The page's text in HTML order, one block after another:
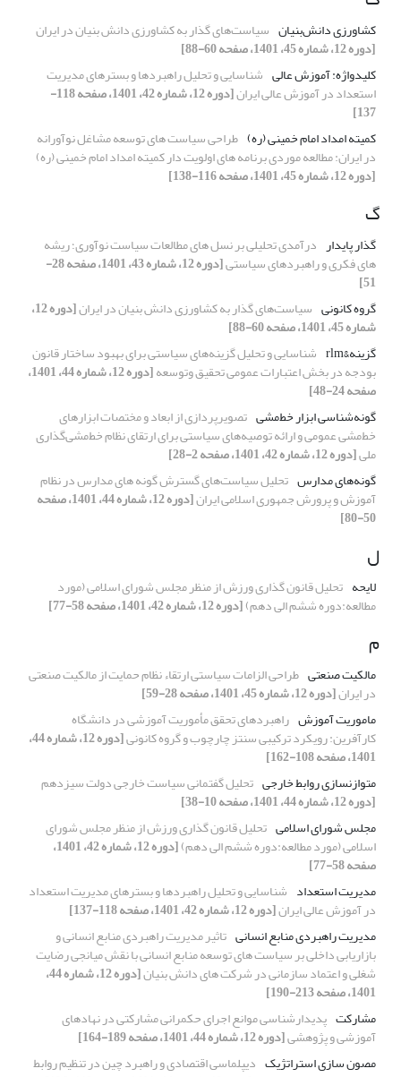
کشاورزی دانش‌بنیان سیاست‌های گذار به کشاورزی دانش بنیان در ایران
[دوره 12، شماره 45، 1401، صفحه 60-88]
کلیدواژه: آموزش‌ عالی شناسایی و تحلیل راهبردها و بسترهای مدیریت
استعداد در آموزش عالی ایران [دوره 12، شماره 42، 1401، صفحه 118-
137]
کمیته امداد امام خمینی (ره) طراحی سیاست های توسعه مشاغل نوآورانه
در ایران: مطالعه موردی برنامه های اولویت دار کمیته امداد امام خمینی (ره)
[دوره 12، شماره 45، 1401، صفحه 116-138]
گ
گذار پایدار درآمدی تحلیلی بر نسل های مطالعات سیاست نوآوری؛ ریشه
های فکری و راهبردهای سیاستی [دوره 12، شماره 43، 1401، صفحه 28-
51]
گروه کانونی سیاست‌های گذار به کشاورزی دانش بنیان در ایران [دوره 12،
شماره 45، 1401، صفحه 60-88]
گزینه&rlm
شناسایی و تحلیل گزینه‌های سیاستی برای بهبود ساختار قانون
بودجه در بخش اعتبارات عمومی تحقیق ‏وتوسعه [دوره 12، شماره 44، 1401،
صفحه 24-48]
گونه‌شناسی ابزار خط‌مشی تصویرپردازی از ابعاد و مختصات ابزارهای
خط‌مشی عمومی و ارائه توصیه‌های سیاستی برای ارتقای نظام خط‌مشی‌گذاری
ملی[دوره 12، شماره 42، 1401، صفحه 2-28]
گونه‌های مدارس تحلیل سیاست‌های‌ گسترش گونه های مدارس در نظام
آموزش و پرورش جمهوری اسلامی ایران [دوره 12، شماره 44، 1401، صفحه
50-80]
ل
لایحه تحلیل قانون گذاری ورزش از منظر مجلس شورای اسلامی (مورد
مطالعه:دوره ششم الی دهم)[دوره 12، شماره 42، 1401، صفحه 58-77]
م
مالکیت صنعتی طراحی الزامات سیاستی ارتقاء نظام حمایت از مالکیت صنعتی
در ایران[دوره 12، شماره 45، 1401، صفحه 28-59]
ماموریت آموزش راهبردهای تحقق مأموریت آموزشی در دانشگاه
کارآفرین: رویکرد ترکیبی سنتز چارچوب و گروه کانونی [دوره 12، شماره 44،
1401، صفحه 108-162]
متوازن‏سازی روابط خارجی تحلیل گفتمانی سیاست خارجی دولت سیزدهم
[دوره 12، شماره 44، 1401، صفحه 10-38]
مجلس شورای اسلامی تحلیل قانون گذاری ورزش از منظر مجلس شورای
اسلامی (مورد مطالعه:دوره ششم الی دهم) [دوره 12، شماره 42، 1401،
صفحه 58-77]
مدیریت استعداد شناسایی و تحلیل راهبردها و بسترهای مدیریت استعداد
در آموزش عالی ایران[دوره 12، شماره 42، 1401، صفحه 118-137]
مدیریت راهبردی منابع انسانی تاثیر مدیریت راهبردی منابع انسانی و
بازاریابی داخلی بر سیاست های توسعه منابع انسانی با نقش میانجی رضایت
شغلی و اعتماد سازمانی در شرکت های دانش بنیان [دوره 12، شماره 44،
1401، صفحه 213-190]
مشارکت پدیدارشناسی موانع اجرای حکمرانی مشارکتی در نهادهای
آموزشی و پژوهشی[دوره 12، شماره 44، 1401، صفحه 189-164]
مصون سازی استراتژیک دیپلماسی اقتصادی و راهبرد چین در تنظیم روابط